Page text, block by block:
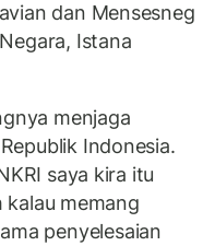
dan Mensesneg
Istana
menjaga
Indonesia.
saya kira itu
kalau memang
penyelesaian